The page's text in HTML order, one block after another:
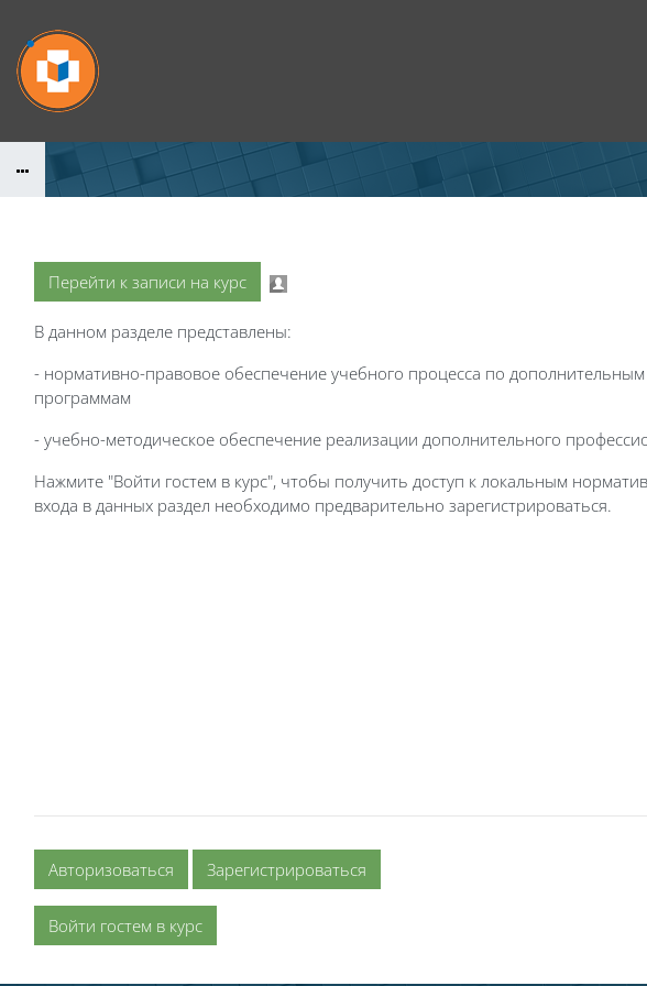
Перейти к записи на курс
В данном разделе представлены:
- нормативно-правовое обеспечение учебного процесса по
программам
- учебно-методическое обеспечение реализации дополнительного
Нажмите "Войти гостем в курс", чтобы получить доступ к локальным
входа в данных раздел необходимо предварительно зарегистрироваться.
Авторизоваться Зарегистрироваться
Войти гостем в курс